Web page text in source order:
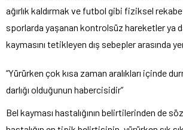
ağırlık kaldırmak ve futbol gibi fiziksel
sporlarda yaşanan kontrolsüz hareketler ya
kaymasını tetikleyen dış sebepler arasında
“Yürürken çok kısa zaman aralıkları içinde
darlığı olduğunun habercisidir”
Bel kayması hastalığının belirtilerinden de